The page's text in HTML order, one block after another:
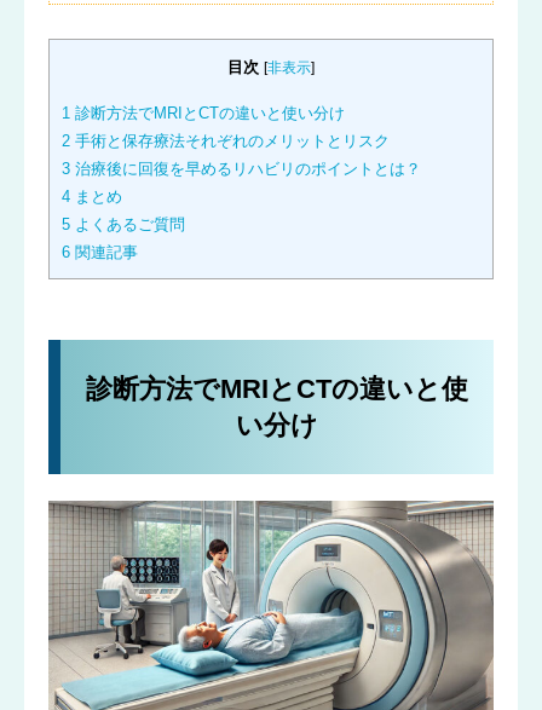
目次 [非表示]
1 診断方法でMRIとCTの違いと使い分け
2 手術と保存療法それぞれのメリットとリスク
3 治療後に回復を早めるリハビリのポイントとは？
4 まとめ
5 よくあるご質問
6 関連記事
診断方法でMRIとCTの違いと使
い分け